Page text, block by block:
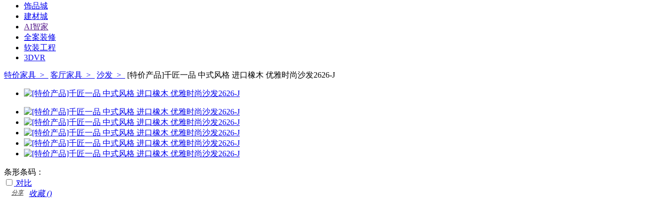
饰品城
建材城
AI智家
全案装修
软装工程
3DVR
特价家具 > 客厅家具 > 沙发 > [特价产品]千匠一品 中式风格 进口橡木 优雅时尚沙发2626-J
条形条码：
对比
收藏 ()
分享